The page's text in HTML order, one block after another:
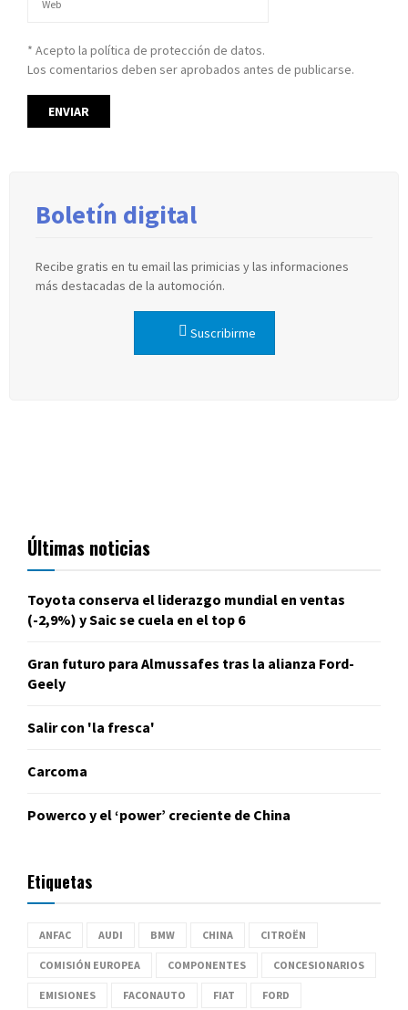
* Acepto la política de protección de datos.
Los comentarios deben ser aprobados antes de publicarse.
Boletín digital
Recibe gratis en tu email las primicias y las informaciones
más destacadas de la automoción.
Suscribirme
Últimas noticias
Toyota conserva el liderazgo mundial en ventas
(-2,9%) y Saic se cuela en el top 6
Gran futuro para Almussafes tras la alianza Ford-
Geely
Salir con 'la fresca'
Carcoma
Powerco y el ‘power’ creciente de China
Etiquetas
ANFAC AUDI BMW CHINA CITROËN
COMISIÓN EUROPEA COMPONENTES CONCESIONARIOS
EMISIONES FACONAUTO FIAT FORD